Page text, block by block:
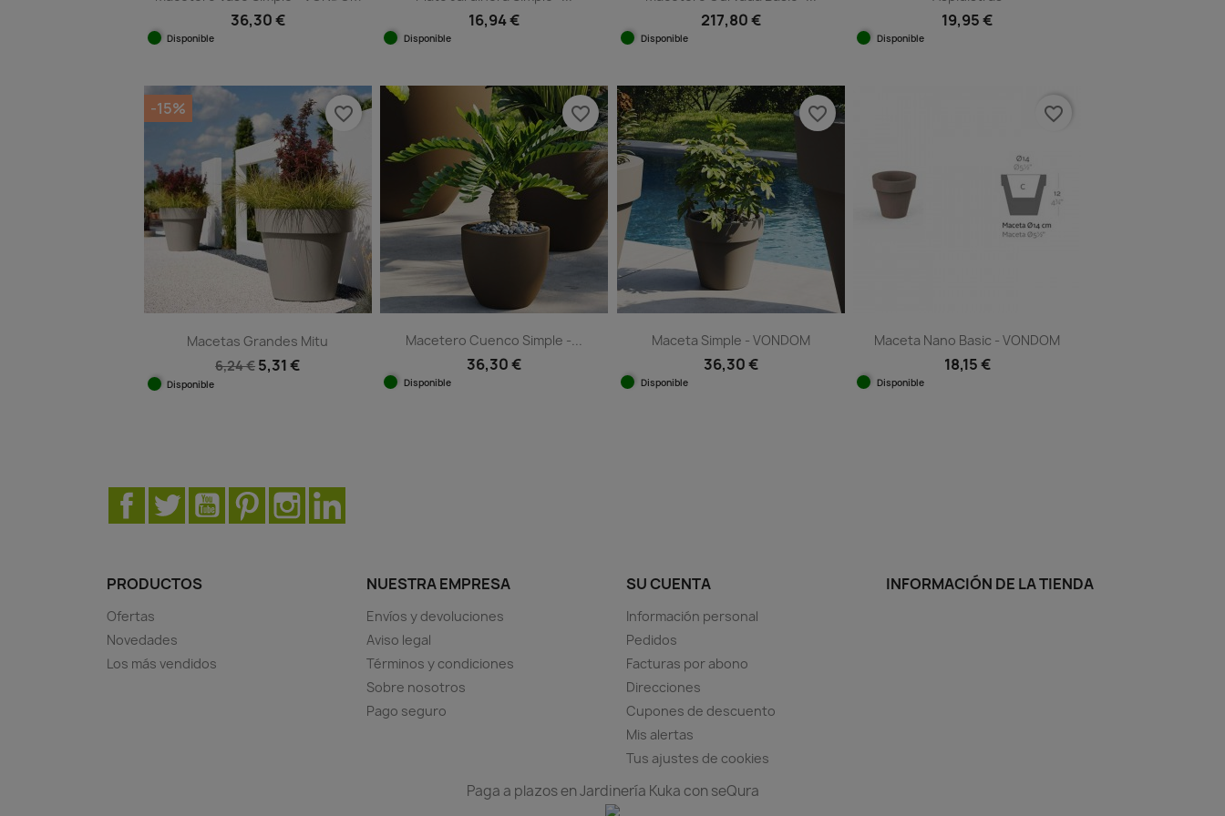
36,30 €
Disponible
+11
16,94 €
Disponible
+10
217,80 €
Disponible
+11
19,95 €
Disponible
Macetas Grandes Mitu
6,24 € 5,31 €
Disponible
-15% favorite_border
Macetero Cuenco Simple -...
36,30 €
Disponible
favorite_border
Maceta Simple - VONDOM
36,30 €
Disponible
favorite_border
Maceta Nano Basic - VONDOM
18,15 €
Disponible
favorite_border
Facebook
Twitter YouTubePinterestInstagram
PRODUCTOS
Ofertas
Novedades
Los más vendidos
NUESTRA EMPRESA
Envíos y devoluciones
Aviso legal
Términos y condiciones
Sobre nosotros
Pago seguro
SU CUENTA
Información personal
Pedidos
Facturas por abono
Direcciones
Cupones de descuento
Mis alertas
Tus ajustes de cookies
INFORMACIÓN DE LA TIENDA
Paga a plazos en Jardinería Kuka con seQura